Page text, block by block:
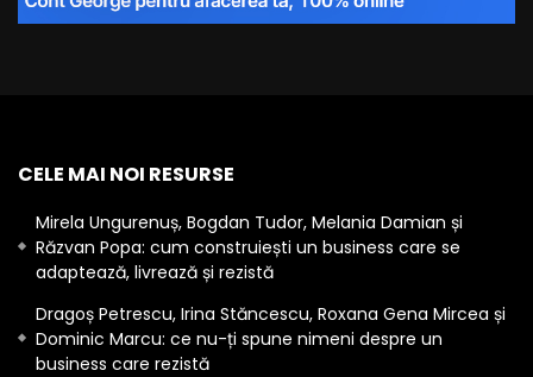
CELE MAI NOI RESURSE
Mirela Ungurenuș, Bogdan Tudor, Melania Damian și
Răzvan Popa: cum construiești un business care se
adaptează, livrează și rezistă
Dragoș Petrescu, Irina Stăncescu, Roxana Gena Mircea și
Dominic Marcu: ce nu-ți spune nimeni despre un
business care rezistă